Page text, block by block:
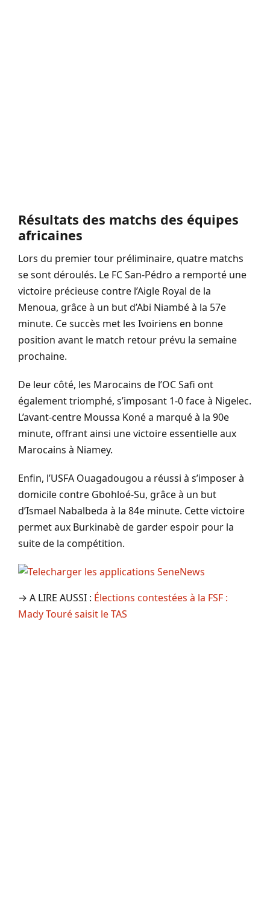
Résultats des matchs des équipes
africaines
Lors du premier tour préliminaire, quatre matchs
se sont déroulés. Le FC San-Pédro a remporté une
victoire précieuse contre l’Aigle Royal de la
Menoua, grâce à un but d’Abi Niambé à la 57e
minute. Ce succès met les Ivoiriens en bonne
position avant le match retour prévu la semaine
prochaine.
De leur côté, les Marocains de l’OC Safi ont
également triomphé, s’imposant 1-0 face à Nigelec.
L’avant-centre Moussa Koné a marqué à la 90e
minute, offrant ainsi une victoire essentielle aux
Marocains à Niamey.
Enfin, l’USFA Ouagadougou a réussi à s’imposer à
domicile contre Gbohloé-Su, grâce à un but
d’Ismael Nabalbeda à la 84e minute. Cette victoire
permet aux Burkinabè de garder espoir pour la
suite de la compétition.
→ A LIRE AUSSI : Élections contestées à la FSF :
Mady Touré saisit le TAS